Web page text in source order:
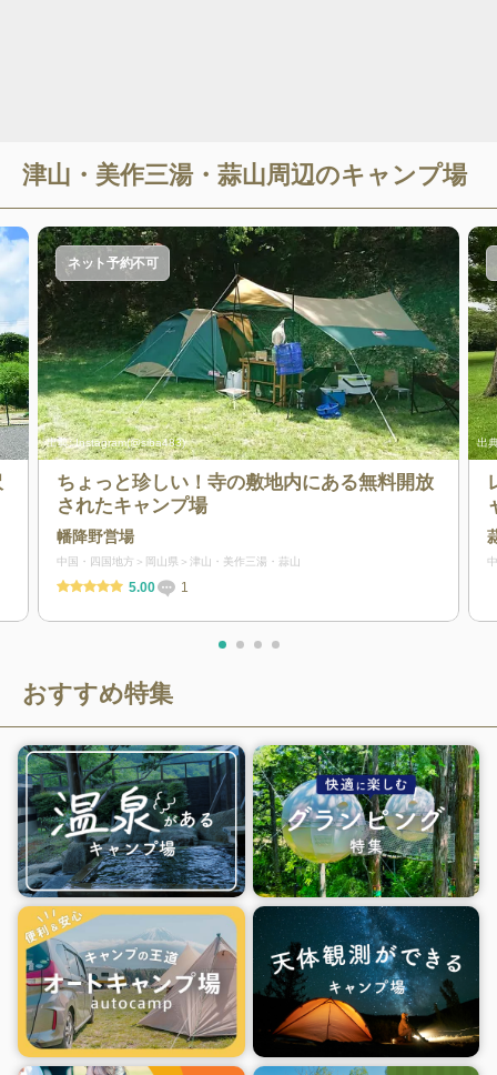
津山・美作三湯・蒜山周辺のキャンプ場
出典:Instagram(@siba483)
ネット予約不可
ちょっと珍しい！寺の敷地内にある無料開放
されたキャンプ場
幡降野営場
中国・四国地方 岡山県 津山・美作三湯・蒜山
5.00 1
出
おすすめ特集